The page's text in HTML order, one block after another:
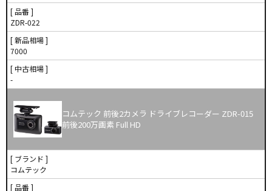
[ 品番 ]
ZDR-022
[ 新品相場 ]
7000
[ 中古相場 ]
-
コムテック 前後2カメラ ドライブレコーダー ZDR-015
前後200万画素 Full HD
[ ブランド ]
コムテック
[ 品番 ]